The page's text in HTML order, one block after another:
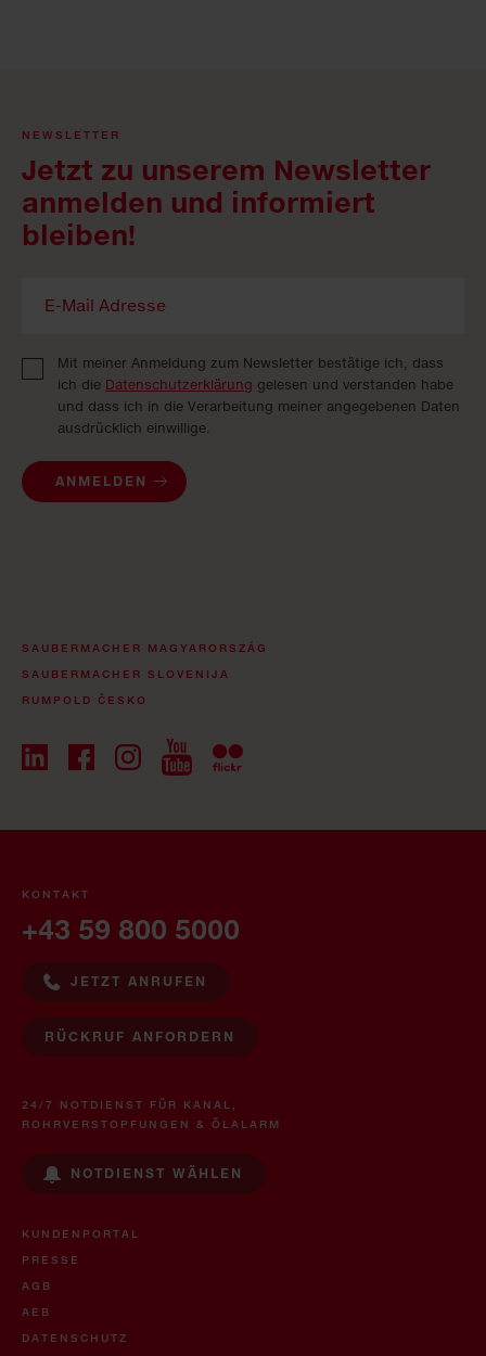
NEWSLETTER
Jetzt zu unserem Newsletter
anmelden und informiert
bleiben!
Mit meiner Anmeldung zum Newsletter bestätige ich, dass
ich die Datenschutzerklärung gelesen und verstanden habe
und dass ich in die Verarbeitung meiner angegebenen Daten
ausdrücklich einwillige.
ANMELDEN
SAUBERMACHER MAGYARORSZÁG
SAUBERMACHER SLOVENIJA
RUMPOLD ČESKO
KONTAKT
+43 59 800 5000
JETZT ANRUFEN
RÜCKRUF ANFORDERN
24/7 NOTDIENST FÜR KANAL,
ROHRVERSTOPFUNGEN & ÖLALARM
NOTDIENST WÄHLEN
KUNDENPORTAL
PRESSE
AGB
AEB
DATENSCHUTZ